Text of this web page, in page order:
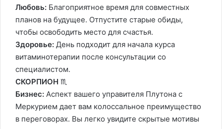
Любовь: Благоприятное время для совместных
планов на будущее. Отпустите старые обиды,
чтобы освободить место для счастья.
Здоровье: День подходит для начала курса
витаминотерапии после консультации со
специалистом.
СКОРПИОН ♏️
Бизнес: Аспект вашего управителя Плутона с
Меркурием дает вам колоссальное преимущество
в переговорах. Вы легко увидите скрытые мотивы